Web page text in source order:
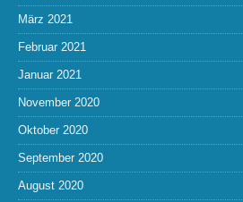
März 2021
Februar 2021
Januar 2021
November 2020
Oktober 2020
September 2020
August 2020